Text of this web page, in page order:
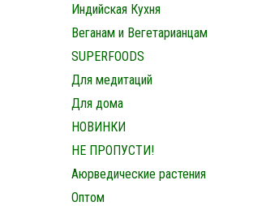
Индийская Кухня
Веганам и Вегетарианцам
SUPERFOODS
Для медитаций
Для дома
НОВИНКИ
НЕ ПРОПУСТИ!
Аюрведические растения
Оптом